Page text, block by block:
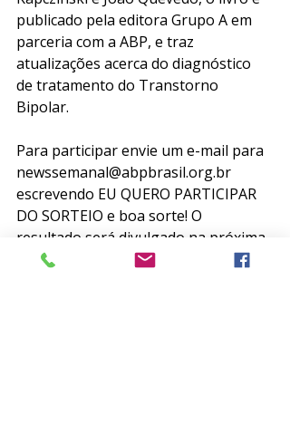
publicado pela editora Grupo A em
parceria com a ABP, e traz
atualizações acerca do diagnóstico
de tratamento do Transtorno
Bipolar.
Para participar envie um e-mail para
newssemanal@abpbrasil.org.br
escrevendo EU QUERO PARTICIPAR
DO SORTEIO e boa sorte! O
resultado será divulgado na próxima
sexta-feira, em nossa News Semanal.